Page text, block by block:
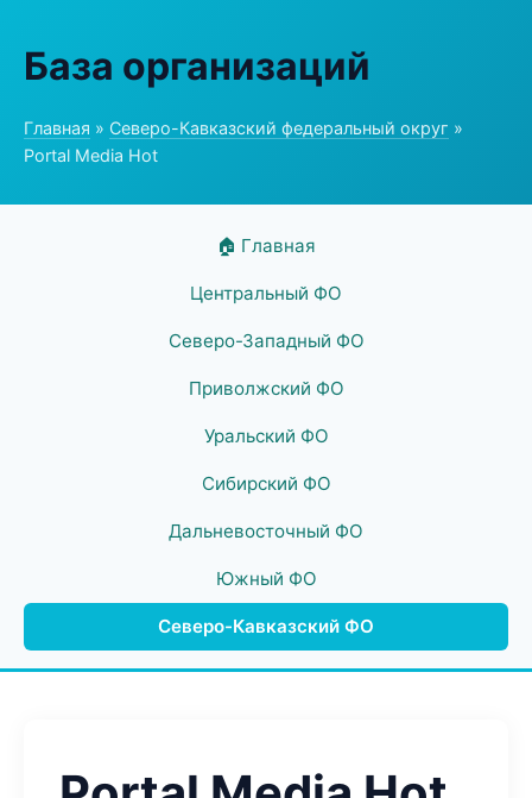
База организаций
Главная » Северо-Кавказский федеральный округ »
Portal Media Hot
🏠 Главная
Центральный ФО
Северо-Западный ФО
Приволжский ФО
Уральский ФО
Сибирский ФО
Дальневосточный ФО
Южный ФО
Северо-Кавказский ФО